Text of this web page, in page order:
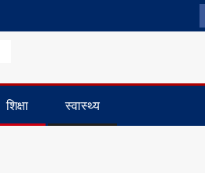
शिक्षा स्वास्थ्य